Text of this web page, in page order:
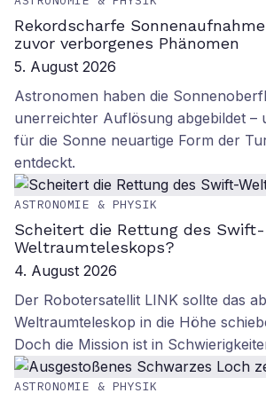
Rekordscharfe
zuvor verborgenes Phänomen
5. August 2026
Astronomen haben die
unerreichter Auflösung abgebildet –
für die Sonne neuartige Form der
entdeckt.
ASTRONOMIE & PHYSIK
Scheitert die Rettung des Swift-
Weltraumteleskops?
4. August 2026
Der Robotersatellit LINK sollte das
Weltraumteleskop in die Höhe
Doch die Mission ist in
ASTRONOMIE & PHYSIK